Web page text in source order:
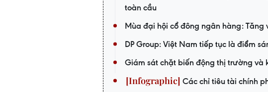
toàn cầu
Mùa đại hội cổ đông ngân hàng:
DP Group: Việt Nam tiếp tục là điểm
Giám sát chặt biến động thị trường và
Các chỉ tiêu tài chính